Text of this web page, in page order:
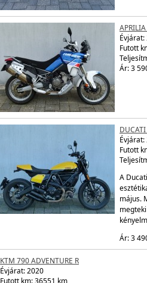
Évjárat:
Futott
Ár: 3
Évjárat:
Futott
A
május.
Ár: 3
KTM 790 ADVENTURE R
Évjárat:2020
Futott km: 36551 km